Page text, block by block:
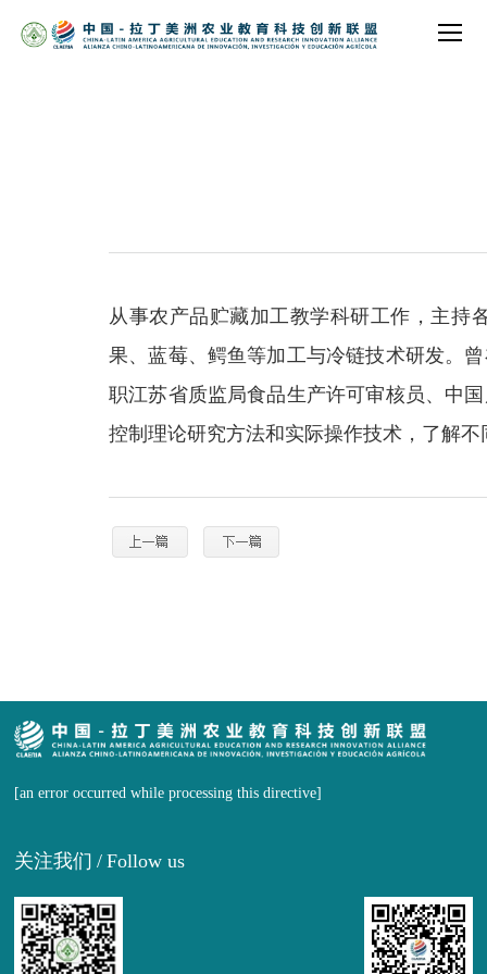
从事农产品贮藏加工教学科研工作，主持
果、蓝莓、鳄鱼等加工与冷链技术研发。
职江苏省质监局食品生产许可审核员、中
控制理论研究方法和实际操作技术，了解
[an error occurred while processing this directive]
关注我们 / Follow us